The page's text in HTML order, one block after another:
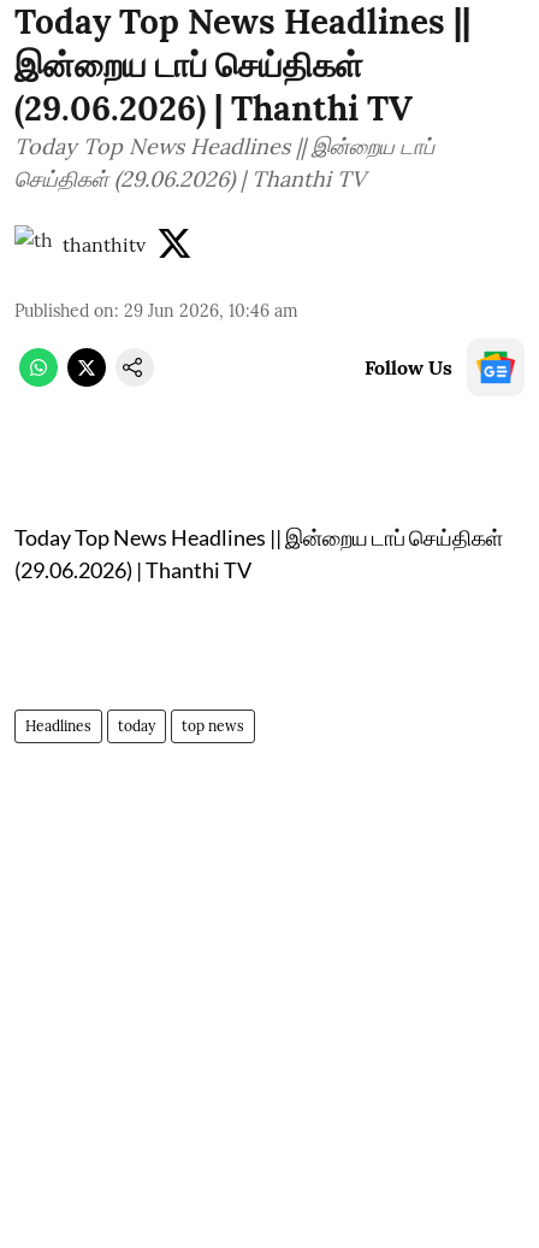
Today Top News Headlines ||
இன்றைய டாப் செய்திகள்
(29.06.2026) | Thanthi TV
Today Top News Headlines || இன்றைய டாப்
செய்திகள் (29.06.2026) | Thanthi TV
thanthitv
Published on: 29 Jun 2026, 10:46 am
Follow Us
Today Top News Headlines || இன்றைய டாப் செய்திகள்
(29.06.2026) | Thanthi TV
Headlines today top news